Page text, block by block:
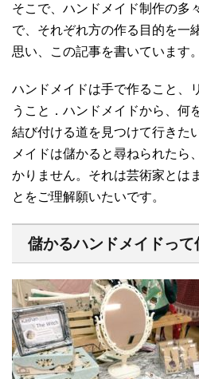
そこで、ハンドメイド制作の多
で、それぞれ方の作る目的を一
思い、この記事を書いています。
ハンドメイドは手で作ること、
うこと．ハンドメイドから、何
結び付ける道を見つけて行きた
メイドは儲かると尋ねられたら
かりません。それは芸術家とは
とをご理解願いたいです。
儲かるハンドメイドって